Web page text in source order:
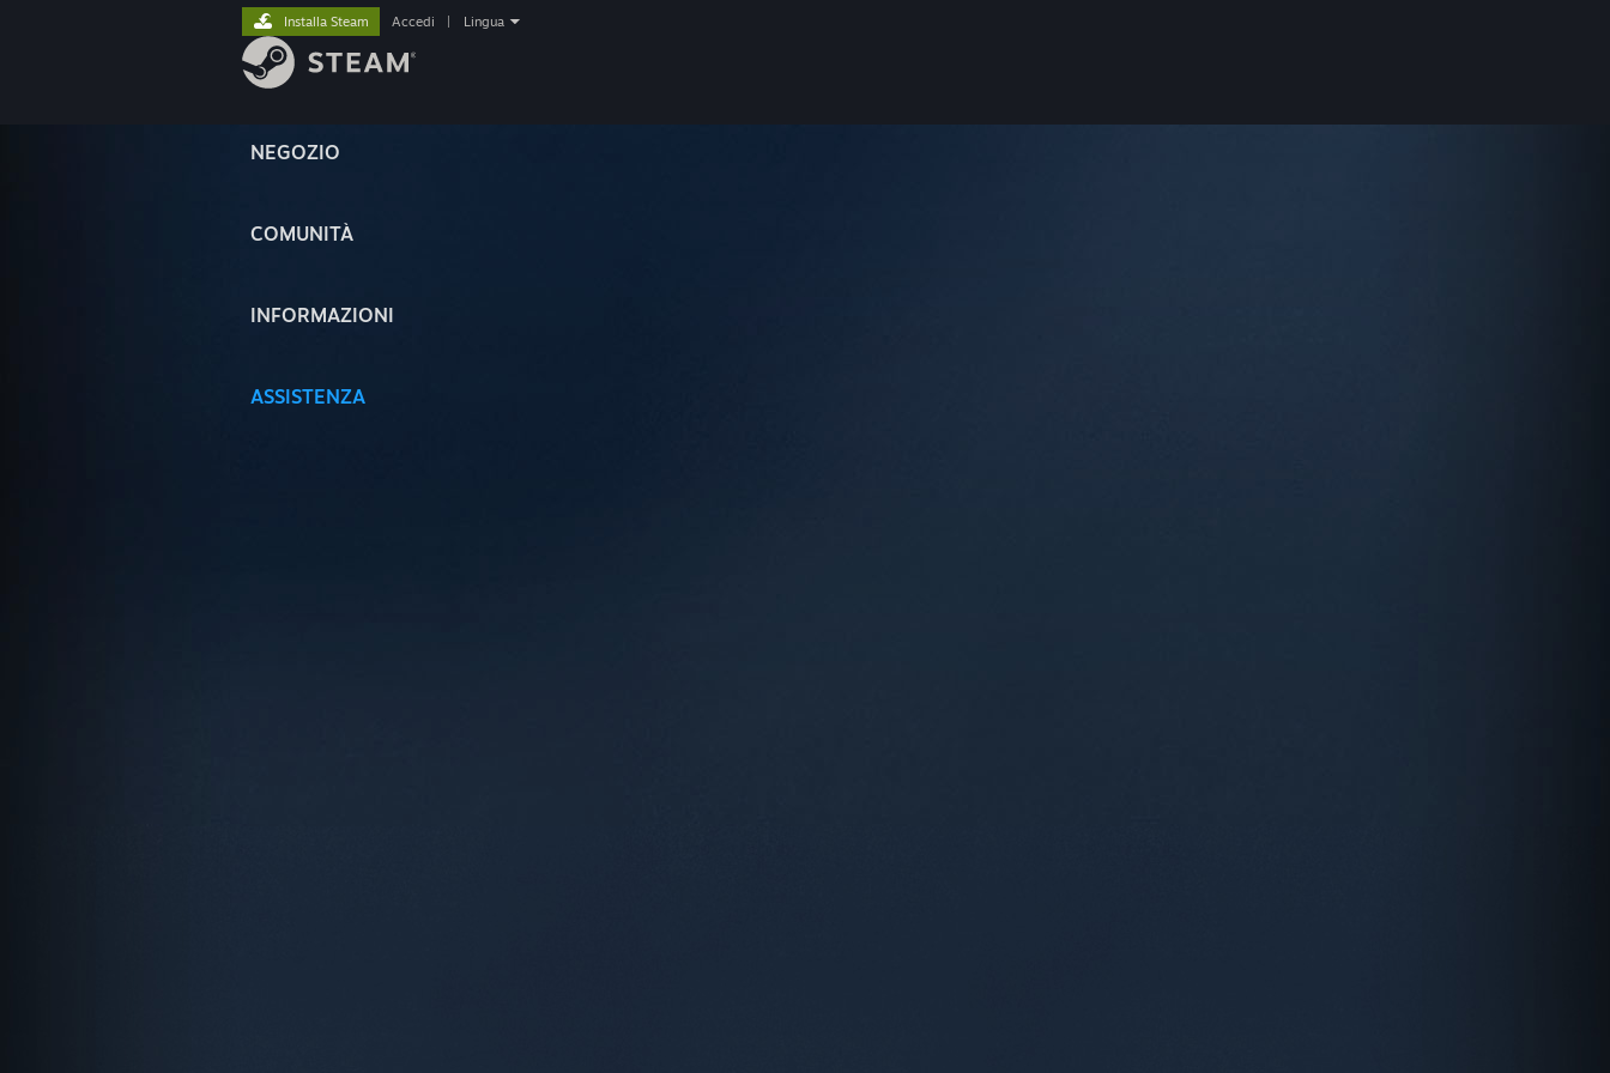
NEGOZIO
COMUNITÀ
INFORMAZIONI
ASSISTENZA
Installa Steam Accedi Lingua